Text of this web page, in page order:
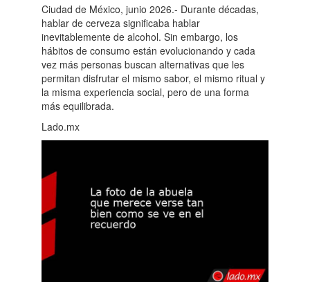
Ciudad de México, junio 2026.- Durante décadas,
hablar de cerveza significaba hablar
inevitablemente de alcohol. Sin embargo, los
hábitos de consumo están evolucionando y cada
vez más personas buscan alternativas que les
permitan disfrutar el mismo sabor, el mismo ritual y
la misma experiencia social, pero de una forma
más equilibrada.
Lado.mx